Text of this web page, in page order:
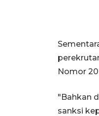
Nomor
"Bahkan
sanksi